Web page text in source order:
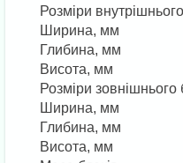
Розміри
Ширина, мм
Глибина, мм
Висота, мм
Розміри зовнішнього
Ширина, мм
Глибина, мм
Висота, мм